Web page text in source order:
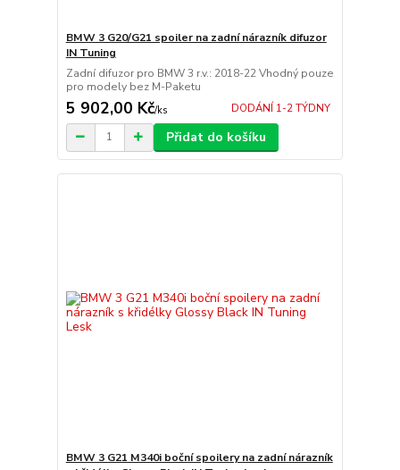
BMW 3 G20/G21 spoiler na zadní nárazník difuzor
IN Tuning
Zadní difuzor pro BMW 3 r.v.: 2018-22 Vhodný pouze
pro modely bez M-Paketu
5 902,00 Kč/ks DODÁNÍ 1-2 TÝDNY
Přidat do košíku
BMW 3 G21 M340i boční spoilery na zadní nárazník